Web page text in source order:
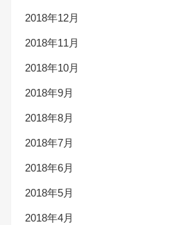
2018年12月
2018年11月
2018年10月
2018年9月
2018年8月
2018年7月
2018年6月
2018年5月
2018年4月